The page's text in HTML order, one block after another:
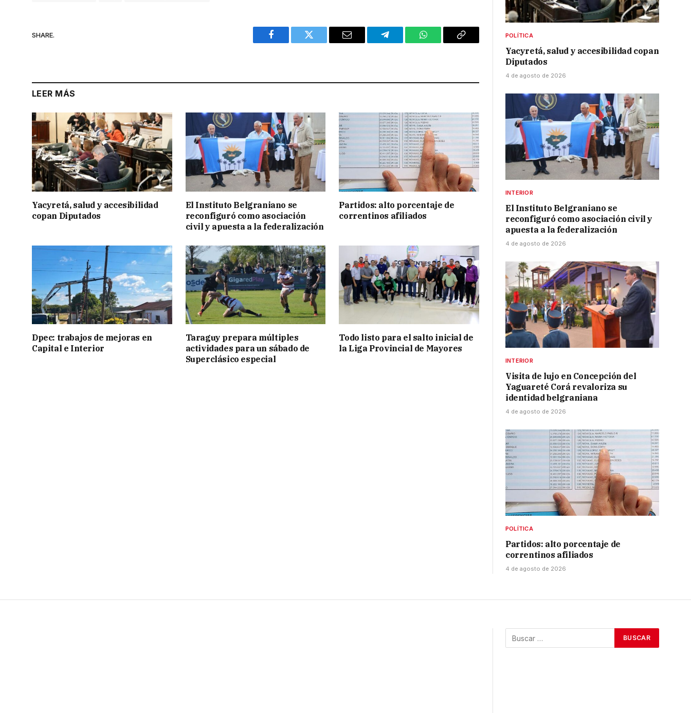
SHARE.
Facebook Twitter Email Telegram WhatsAppCopy
LEER MÁS
Yacyretá, salud y accesibilidad
copan Diputados
El Instituto Belgraniano se
reconfiguró como asociación
civil y apuesta a la federalización
Partidos: alto porcentaje de
correntinos afiliados
Dpec: trabajos de mejoras en
Capital e Interior
Taraguy prepara múltiples
actividades para un sábado de
Superclásico especial
Todo listo para el salto inicial de
la Liga Provincial de Mayores
POLÍTICA
Yacyretá, salud y accesibilidad copan
Diputados
4 de agosto de 2026
INTERIOR
El Instituto Belgraniano se
reconfiguró como asociación civil y
apuesta a la federalización
4 de agosto de 2026
INTERIOR
Visita de lujo en Concepción del
Yaguareté Corá revaloriza su
identidad belgraniana
4 de agosto de 2026
POLÍTICA
Partidos: alto porcentaje de
correntinos afiliados
4 de agosto de 2026